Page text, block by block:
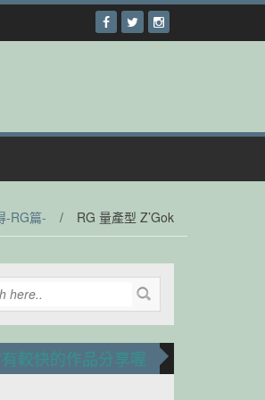
-RG篇- / RG 量產型 Z’Gok
較快的作品分享喔